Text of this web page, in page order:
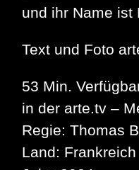
und ihr Name ist
Text und Foto
53 Min.
in der arte.tv –
Regie: Thomas
Land: Frankreich